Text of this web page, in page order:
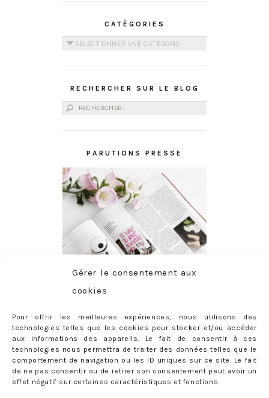
Gérer le consentement aux
cookies
Pour offrir les meilleures expériences, nous utilisons des
technologies telles que les cookies pour stocker et/ou accéder
aux informations des appareils. Le fait de consentir à ces
technologies nous permettra de traiter des données telles que le
comportement de navigation ou les ID uniques sur ce site. Le fait
de ne pas consentir ou de retirer son consentement peut avoir un
effet négatif sur certaines caractéristiques et fonctions.
CATÉGORIES
Catégories
RECHERCHER SUR LE BLOG
Rechercher :
PARUTIONS PRESSE
ABONNEMENT